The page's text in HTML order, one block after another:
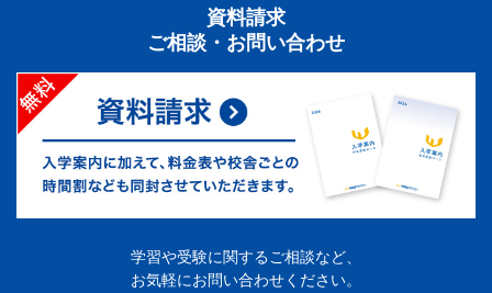
資料請求
ご相談・お問い合わせ
学習や受験に関するご相談など、
お気軽にお問い合わせください。